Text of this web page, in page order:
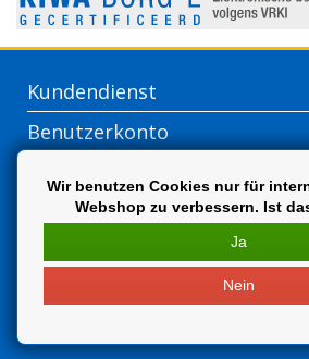
Kundendienst
Benutzerkonto
Extra
Wir benutzen Cookies nur für
Webshop zu verbessern. Ist
Ja
Nein